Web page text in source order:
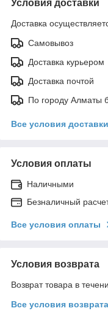
Условия доставки
Доставка
Самовывоз
Доставка курьером
Доставка почтой
По городу Алматы
Все условия доставки
Условия оплаты
Наличными
Безналичный
Все условия оплаты
Условия возврата
Возврат товара в
Все условия возврата